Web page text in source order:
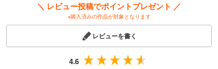
＼ レビュー投稿でポイントプレゼント ／
※購入済みの作品が対象となります
レビューを書く
4.6